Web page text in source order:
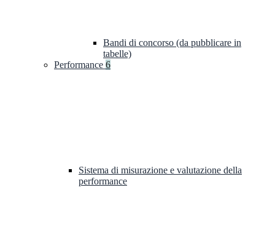
Bandi di concorso (da pubblicare in
tabelle)
Performance 6
Sistema di misurazione e valutazione della
performance